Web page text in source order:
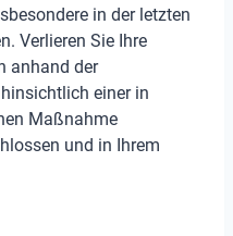
in der letzten
Verlieren Sie Ihre
anhand der
einer in
Maßnahme
und in Ihrem